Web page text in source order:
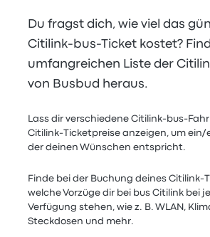
Du fragst dich, wie viel das
Citilink-bus-Ticket kostet?
umfangreichen Liste der
von Busbud heraus.
Lass dir verschiedene Citilink-bus-
Citilink-Ticketpreise anzeigen, um ein/
der deinen Wünschen entspricht.
Finde bei der Buchung deines Citilink-
welche Vorzüge dir bei bus Citilink bei
Verfügung stehen, wie z. B. WLAN,
Steckdosen und mehr.